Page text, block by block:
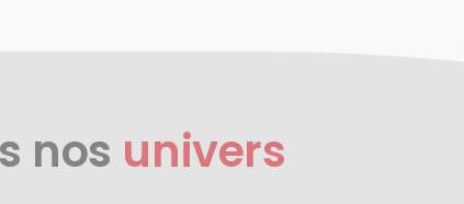
nos univers